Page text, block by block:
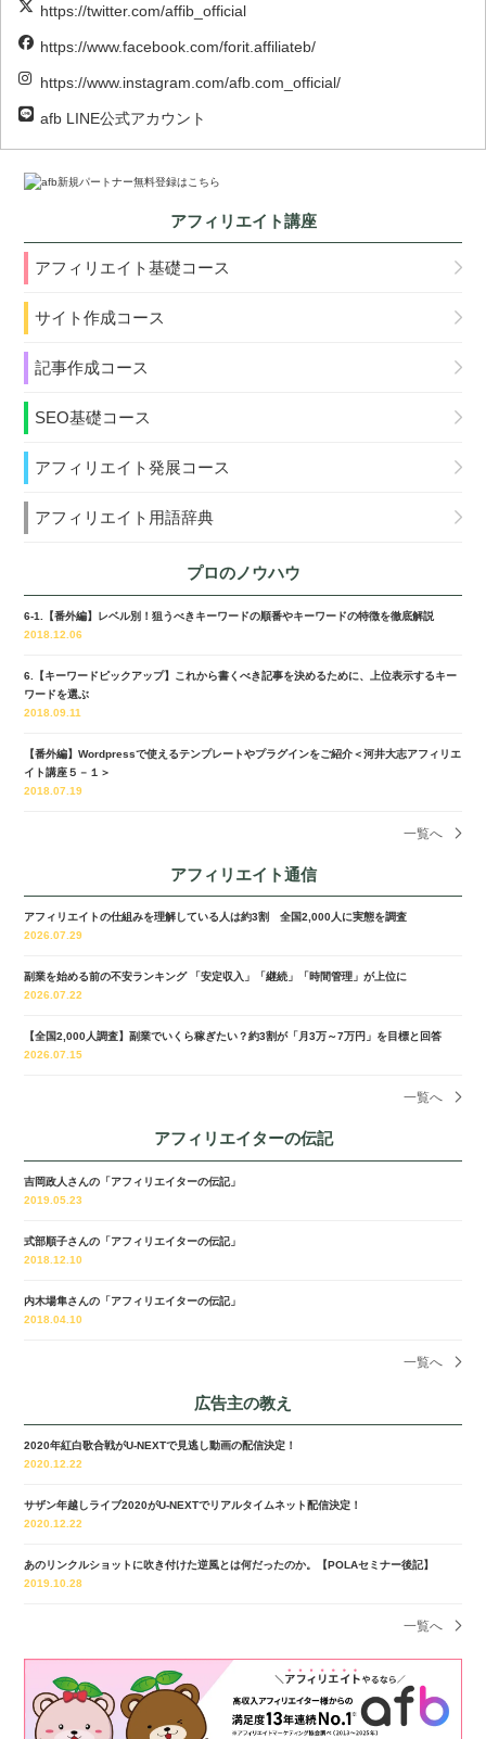
https://twitter.com/affib_official
https://www.facebook.com/forit.affiliateb/
https://www.instagram.com/afb.com_official/
afb LINE公式アカウント
アフィリエイト講座
アフィリエイト基礎コース
サイト作成コース
記事作成コース
SEO基礎コース
アフィリエイト発展コース
アフィリエイト用語辞典
プロのノウハウ
6-1.【番外編】レベル別！狙うべきキーワードの順番やキーワードの特徴を徹底解説
2018.12.06
6.【キーワードピックアップ】これから書くべき記事を決めるために、上位表示するキー
ワードを選ぶ
2018.09.11
【番外編】Wordpressで使えるテンプレートやプラグインをご紹介＜河井大志アフィリエ
イト講座５－１＞
2018.07.19
一覧へ
アフィリエイト通信
アフィリエイトの仕組みを理解している人は約3割 全国2,000人に実態を調査
2026.07.29
副業を始める前の不安ランキング 「安定収入」「継続」「時間管理」が上位に
2026.07.22
【全国2,000人調査】副業でいくら稼ぎたい？約3割が「月3万～7万円」を目標と回答
2026.07.15
一覧へ
アフィリエイターの伝記
吉岡政人さんの「アフィリエイターの伝記」
2019.05.23
式部順子さんの「アフィリエイターの伝記」
2018.12.10
内木場隼さんの「アフィリエイターの伝記」
2018.04.10
一覧へ
広告主の教え
2020年紅白歌合戦がU-NEXTで見逃し動画の配信決定！
2020.12.22
サザン年越しライブ2020がU-NEXTでリアルタイムネット配信決定！
2020.12.22
あのリンクルショットに吹き付けた逆風とは何だったのか。【POLAセミナー後記】
2019.10.28
一覧へ